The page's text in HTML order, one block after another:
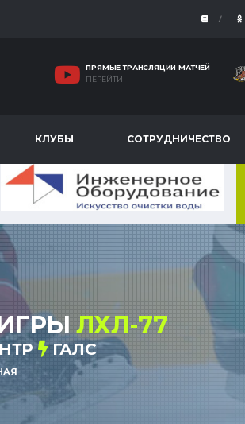
ПРЯМЫЕ ТРАНСЛЯЦИИ МАТЧЕЙ
ПЕРЕЙТИ
КЛУБЫ СОТРУДНИЧЕСТВО
ЛХЛ-77
ГАЛС